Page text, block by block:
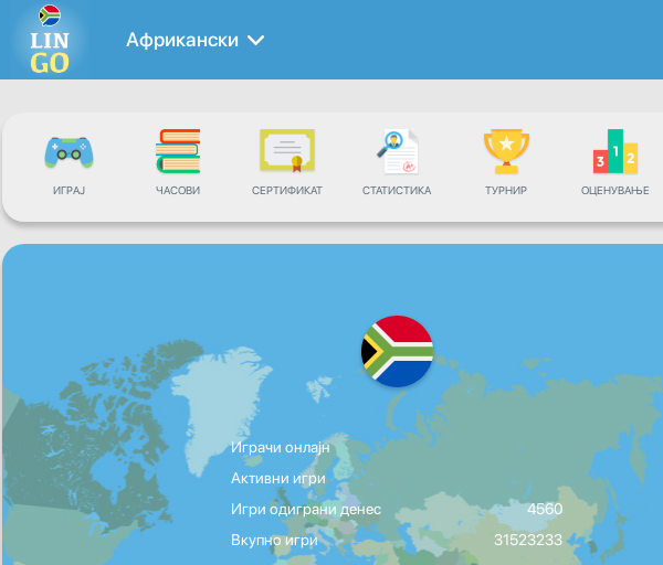
Африкански
ИГРАЈ ЧАСОВИ СЕРТИФИКАТ СТАТИСТИКА ТУРНИР ОЦЕНУВАЊЕ
Играчи онлајн
Активни игри
Игри одиграни денес
4560
Вкупно игри
31523233